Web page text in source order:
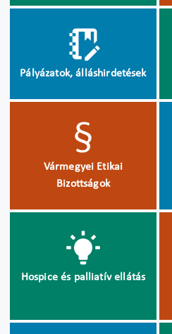
Pályázatok, álláshirdetések
Vármegyei Etikai
Bizottságok
Hospice és palliatív ellátás